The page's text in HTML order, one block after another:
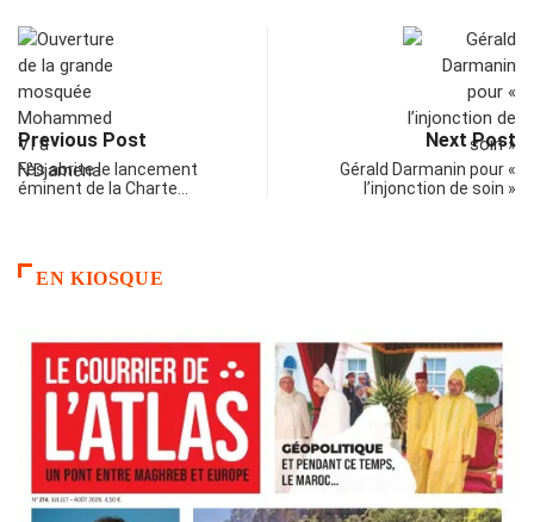
Previous Post
Fès abrite le lancement
éminent de la Charte…
Next Post
Gérald Darmanin pour «
l’injonction de soin »
EN KIOSQUE